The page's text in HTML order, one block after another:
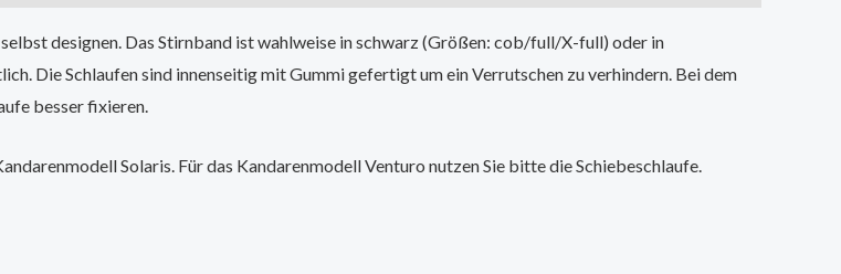
designen. Das Stirnband ist wahlweise in schwarz (Größen: cob/full/X-full) oder in
Die Schlaufen sind innenseitig mit Gummi gefertigt um ein Verrutschen zu verhindern. Bei dem
besser fixieren.
Solaris. Für das Kandarenmodell Venturo nutzen Sie bitte die Schiebeschlaufe.